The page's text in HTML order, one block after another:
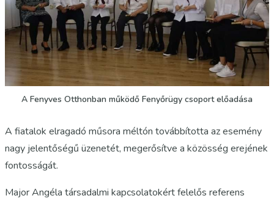
A Fenyves Otthonban működő Fenyőrügy csoport előadása
A fiatalok elragadó műsora méltón továbbította az esemény
nagy jelentőségű üzenetét, megerősítve a közösség erejének
fontosságát.
Major Angéla társadalmi kapcsolatokért felelős referens